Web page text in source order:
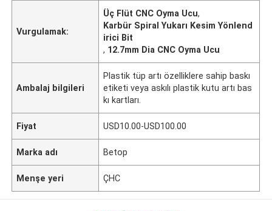
Vurgulamak:
Üç Flüt CNC Oyma Ucu,
Karbür Spiral Yukarı Kesim Yönlend
irici Bit
, 12.7mm Dia CNC Oyma Ucu
Ambalaj bilgileri
Plastik tüp artı özelliklere sahip baskı
etiketi veya askılı plastik kutu artı bas
kı kartları.
Fiyat USD10.00-USD100.00
Marka adı Betop
Menşe yeri ÇHC